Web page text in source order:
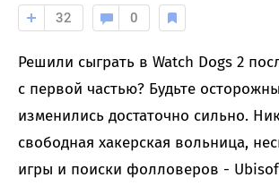
32 0
Решили сыграть в Watch Dogs 2
с первой частью? Будьте
изменились достаточно сильно.
свободная хакерская вольница,
игры и поиски фолловеров -